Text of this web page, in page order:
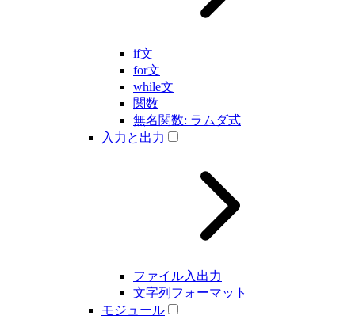
if文
for文
while文
関数
無名関数: ラムダ式
入力と出力
ファイル入出力
文字列フォーマット
モジュール